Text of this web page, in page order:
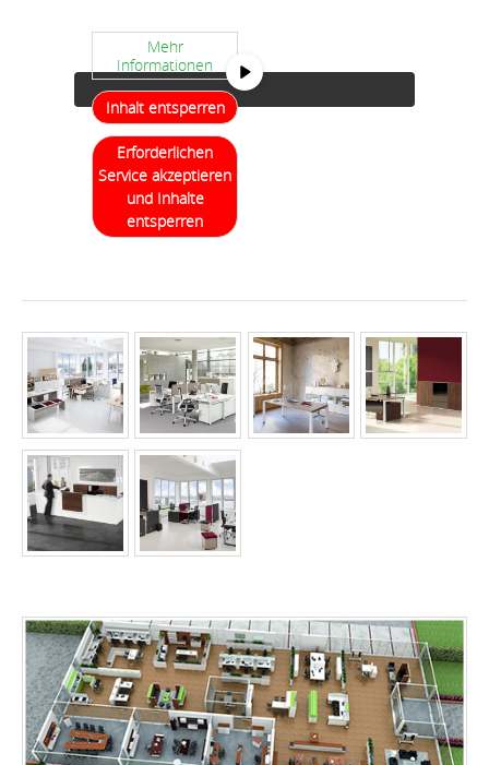
Mehr
Informationen
Inhalt entsperren
Erforderlichen
Service akzeptieren
und Inhalte
entsperren